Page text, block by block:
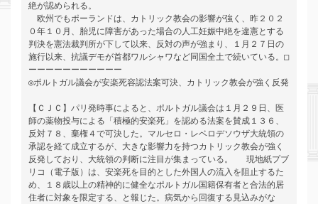
絶が認められる。
欧州でもポーランドは、カトリック教会の影響が強く、昨２０２
０年１０月、胎児に障害があった場合の人工妊娠中絶を違憲とする
判決を憲法裁判所が下して以来、反対の声が強まり、１月２７日の
施行以来、抗議デモが首都ワルシャワなど同国全土で続いている。□
ーーーーーーーーーーー
◎ポルトガル議会が安楽死容認法案可決、カトリック教会が強く反発
【ＣＪＣ】パリ発時事によると、ポルトガル議会は１月２９日、医
師の薬物投与による「積極的安楽死」を認める法案を賛成１３６、
反対７８、棄権４で可決した。マルセロ・レベロデソウザ大統領の
承認を経て成立するが、大きな影響力を持つカトリック教会が強く
反発しており、大統領の判断に注目が集まっている。 　現地紙プブ
リコ（電子版）は、安楽死を目的とした外国人の流入を阻止するた
め、１８歳以上の精神的に健全なポルトガル国籍保有者と合法的居
住者に対象を限定する、と報じた。病気から回復する見込みがな